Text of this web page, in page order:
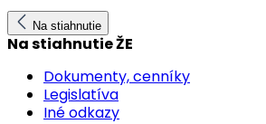
Na stiahnutie
Na stiahnutie ŽE
Dokumenty, cenníky
Legislatíva
Iné odkazy